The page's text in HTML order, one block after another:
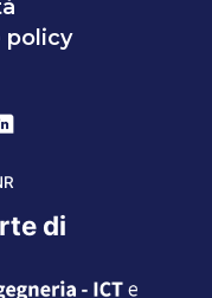
policy
di